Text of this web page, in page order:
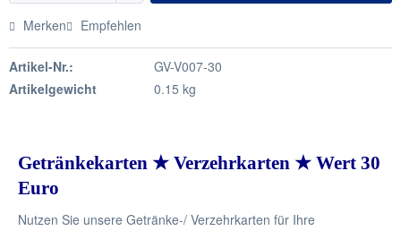
Merken Empfehlen
Artikel-Nr.:
GV-V007-30
Artikelgewicht
0.15 kg
Getränkekarten ★ Verzehrkarten ★ Wert 30
Euro
Nutzen Sie unsere Getränke-/ Verzehrkarten für Ihre